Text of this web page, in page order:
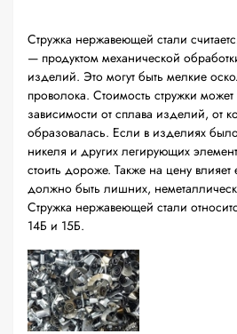
Стружка нержавеющей стали
— продуктом механической
изделий. Это могут быть мелкие
проволока. Стоимость стружки может
зависимости от сплава изделий, от
образовалась. Если в изделиях
никеля и других легирующих
стоить дороже. Также на цену влияет
должно быть лишних,
Стружка нержавеющей стали
14Б и 15Б.